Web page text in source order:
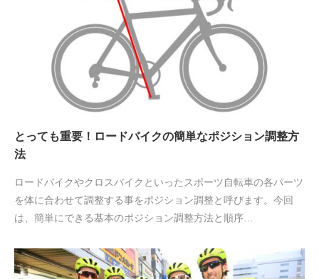
とっても重要！ロードバイクの簡単なポジション調整方
法
ロードバイクやクロスバイクといったスポーツ自転車の各パーツ
を体に合わせて調整する事をポジション調整と呼びます。今回
は、簡単にできる基本のポジション調整方法と順序…